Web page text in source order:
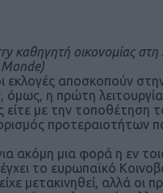
καθηγητή οικονομίας
Monde)
εκλογές αποσκοπούν
η πρώτη λειτουργία
είτε με την
προτεραιοτήτων
ακόμη μια φορά η εν
το ευρωπαϊκό
μετακινηθεί, αλλά